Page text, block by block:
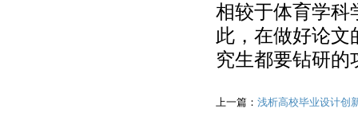
相较于体育学科
此，在做好论
究生都要钻研
上一篇： 浅析高校毕业设计创